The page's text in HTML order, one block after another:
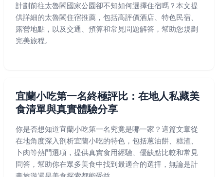
計劃前往太魯閣國家公園卻不知如何選擇住宿嗎？本文提
供詳細的太魯閣住宿推薦，包括高評價酒店、特色民宿、
露營地點，以及交通、預算和常見問題解答，幫助您規劃
完美旅程。
宜蘭小吃第一名終極評比：在地人私藏美
食清單與真實體驗分享
你是否想知道宜蘭小吃第一名究竟是哪一家？這篇文章從
在地角度深入剖析宜蘭小吃的特色，包括蔥油餅、糕渣、
卜肉等熱門選項，提供真實食用經驗、優缺點比較和常見
問答，幫助你在眾多美食中找到最適合的選擇，無論是計